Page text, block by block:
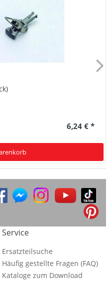
6,24 € *
Service
Ersatzteilsuche
Häufig gestellte Fragen (FAQ)
Kataloge zum Download